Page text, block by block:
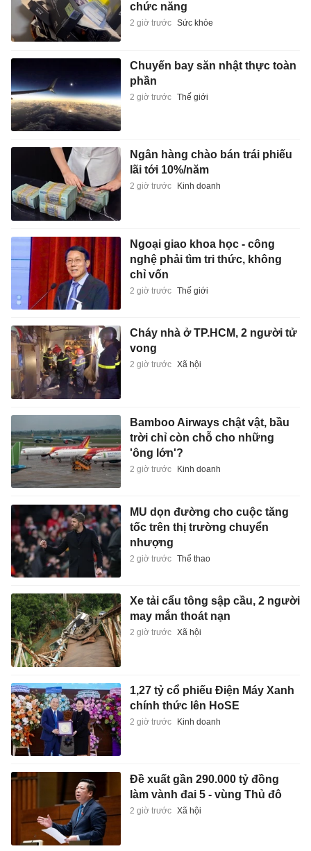
chức năng
2 giờ trước Sức khỏe
Chuyến bay săn nhật thực toàn
phần
2 giờ trước Thế giới
Ngân hàng chào bán trái phiếu
lãi tới 10%/năm
2 giờ trước Kinh doanh
Ngoại giao khoa học - công
nghệ phải tìm tri thức, không
chỉ vốn
2 giờ trước Thế giới
Cháy nhà ở TP.HCM, 2 người tử
vong
2 giờ trước Xã hội
Bamboo Airways chật vật, bầu
trời chỉ còn chỗ cho những
'ông lớn'?
2 giờ trước Kinh doanh
MU dọn đường cho cuộc tăng
tốc trên thị trường chuyển
nhượng
2 giờ trước Thể thao
Xe tải cẩu tông sập cầu, 2 người
may mắn thoát nạn
2 giờ trước Xã hội
1,27 tỷ cổ phiếu Điện Máy Xanh
chính thức lên HoSE
2 giờ trước Kinh doanh
Đề xuất gần 290.000 tỷ đồng
làm vành đai 5 - vùng Thủ đô
2 giờ trước Xã hội